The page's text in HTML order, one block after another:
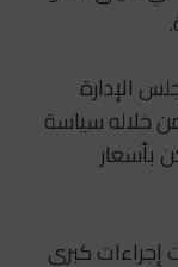
الإدارة
خلاله سياسة
بأسعار
إجراءات كبرى